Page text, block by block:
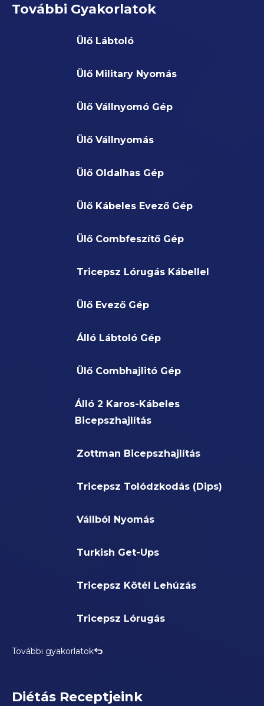
További Gyakorlatok
Ülő Lábtoló
Ülő Military Nyomás
Ülő Vállnyomó Gép
Ülő Vállnyomás
Ülő Oldalhas Gép
Ülő Kábeles Evező Gép
Ülő Combfeszítő Gép
Tricepsz Lórugás Kábellel
Ülő Evező Gép
Álló Lábtoló Gép
Ülő Combhajlitó Gép
Álló 2 Karos-Kábeles
Bicepszhajlítás
Zottman Bicepszhajlítás
Tricepsz Tolódzkodás (Dips)
Vállból Nyomás
Turkish Get-Ups
Tricepsz Kötél Lehúzás
Tricepsz Lórugás
További gyakorlatok
Diétás Receptjeink